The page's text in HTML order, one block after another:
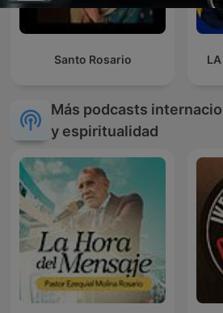
Santo Rosario
Más podcasts
y espiritualidad